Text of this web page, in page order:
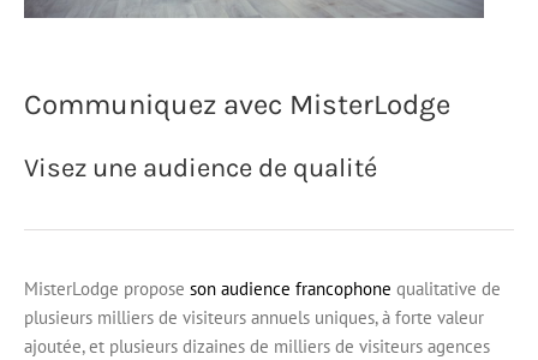
Communiquez avec MisterLodge
Visez une audience de qualité
MisterLodge proposeson audience francophonequalitative de
plusieurs milliers de visiteurs annuels uniques, à forte valeur
ajoutée, et plusieurs dizaines de milliers de visiteurs agences